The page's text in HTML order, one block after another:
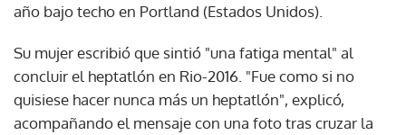
año bajo techo en Portland (Estados Unidos).
Su mujer escribió que sintió "una fatiga mental" al
concluir el heptatlón en Rio-2016. "Fue como si no
quisiese hacer nunca más un heptatlón", explicó,
acompañando el mensaje con una foto tras cruzar la